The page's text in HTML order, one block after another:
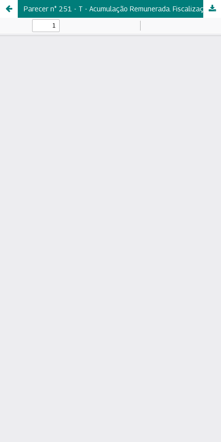
Parecer n° 251 - T - Acumulação Remunerada. Fiscalização do Ensino Superior